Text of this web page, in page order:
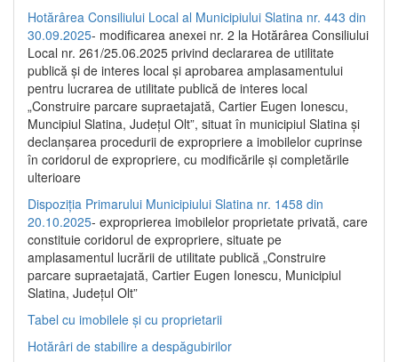
Hotărârea Consiliului Local al Municipiului Slatina nr. 443 din
30.09.2025- modificarea anexei nr. 2 la Hotărârea Consiliului
Local nr. 261/25.06.2025 privind declararea de utilitate
publică şi de interes local şi aprobarea amplasamentului
pentru lucrarea de utilitate publică de interes local
„Construire parcare supraetajată, Cartier Eugen Ionescu,
Muncipiul Slatina, Judeţul Olt”, situat în municipiul Slatina şi
declanşarea procedurii de expropriere a imobilelor cuprinse
în coridorul de expropriere, cu modificările şi completările
ulterioare
Dispoziția Primarului Municipiului Slatina nr. 1458 din
20.10.2025- exproprierea imobilelor proprietate privată, care
constituie coridorul de expropriere, situate pe
amplasamentul lucrării de utilitate publică „Construire
parcare supraetajată, Cartier Eugen Ionescu, Municipiul
Slatina, Județul Olt”
Tabel cu imobilele și cu proprietarii
Hotărâri de stabilire a despăgubirilor